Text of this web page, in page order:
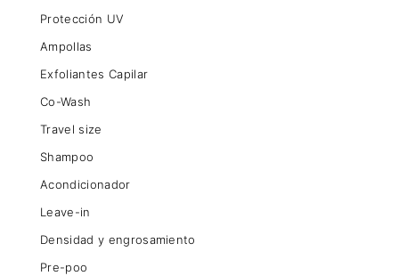
Protección UV
Ampollas
Exfoliantes Capilar
Co-Wash
Travel size
Shampoo
Acondicionador
Leave-in
Densidad y engrosamiento
Pre-poo